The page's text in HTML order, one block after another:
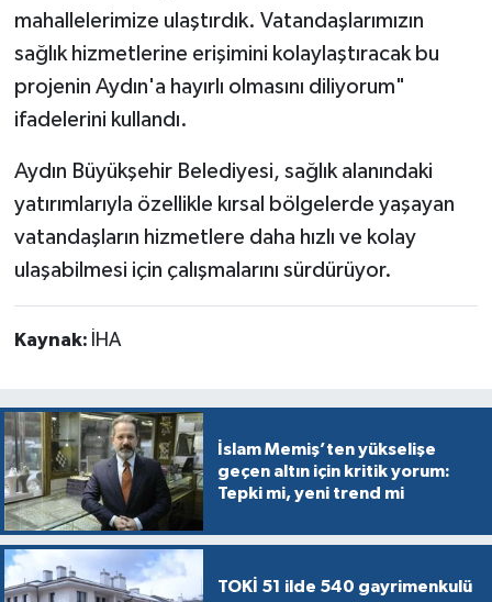
mahallelerimize ulaştırdık. Vatandaşlarımızın
sağlık hizmetlerine erişimini kolaylaştıracak bu
projenin Aydın'a hayırlı olmasını diliyorum"
ifadelerini kullandı.
Aydın Büyükşehir Belediyesi, sağlık alanındaki
yatırımlarıyla özellikle kırsal bölgelerde yaşayan
vatandaşların hizmetlere daha hızlı ve kolay
ulaşabilmesi için çalışmalarını sürdürüyor.
Kaynak: İHA
İslam Memiş’ten yükselişe
geçen altın için kritik yorum:
Tepki mi, yeni trend mi
TOKİ 51 ilde 540 gayrimenkulü